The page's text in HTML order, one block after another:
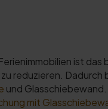
ist das
reduzieren.
und
mit